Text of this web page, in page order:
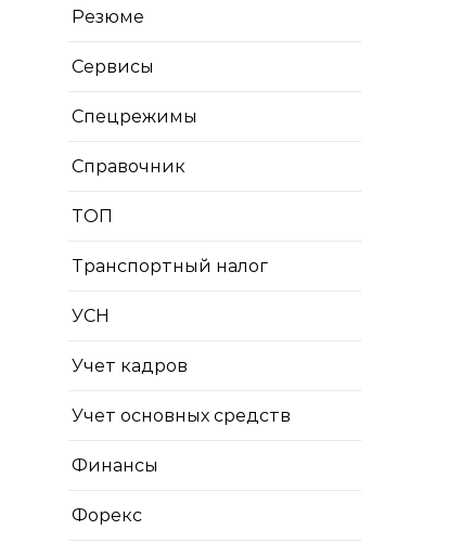
Резюме
Сервисы
Спецрежимы
Справочник
ТОП
Транспортный налог
УСН
Учет кадров
Учет основных средств
Финансы
Форекс